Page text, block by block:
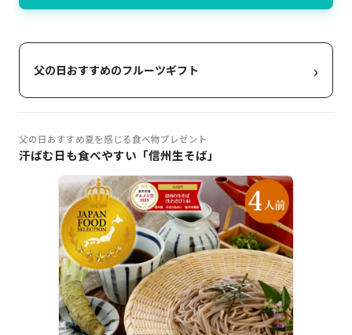
父の日おすすめのフルーツギフト ›
父の日おすすめ夏を感じる食べ物プレゼント
汗ばむ日も食べやすい「信州生そば」